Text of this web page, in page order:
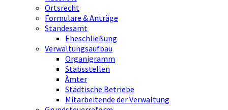
Ortsrecht
Formulare & Anträge
Standesamt
Eheschließung
Verwaltungsaufbau
Organigramm
Stabsstellen
Ämter
Städtische Betriebe
Mitarbeitende der Verwaltung